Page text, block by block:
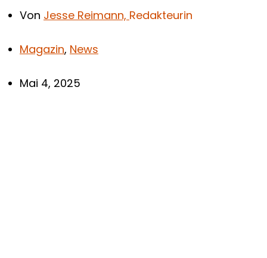
Von Jesse Reimann, Redakteurin
Magazin, News
Mai 4, 2025